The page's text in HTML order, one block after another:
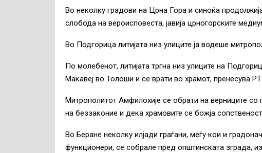
Во неколку градови на Црна Гора и синоќа
слобода на вероисповеста, јавија црногорските
Во Подгорица литијата низ улиците ја водеше
По молебенот, литијата тргна низ улиците на
Макавеј во Толоши и се врати во храмот, пренесува
Митрополитот Амфилохије се обрати на верниците
на беззаконие и дека храмовите се божја
Во Беране неколку илјади граѓани, меѓу кои и
функционери, се собрале пред општинската зграда,